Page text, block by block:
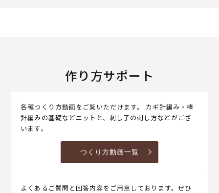
作り方サポート
各種つくり方動画をご覧いただけます。 カギ針編み・棒
針編みの基礎などニットと、刺し子の刺し方などがござ
います。
つくり方動画一覧
よくあるご質問と回答内容をご用意しております。ぜひ